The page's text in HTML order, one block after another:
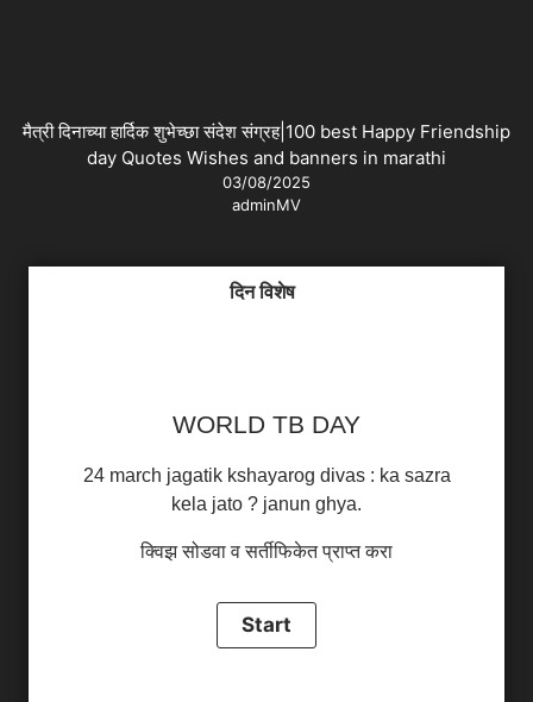
मैत्री दिनाच्या हार्दिक शुभेच्छा संदेश संग्रह|100 best Happy Friendship
day Quotes Wishes and banners in marathi
03/08/2025
adminMV
दिन विशेष
WORLD TB DAY
24 march jagatik kshayarog divas : ka sazra
kela jato ? janun ghya.
क्विझ सोडवा व सर्तीफिकेत प्राप्त करा